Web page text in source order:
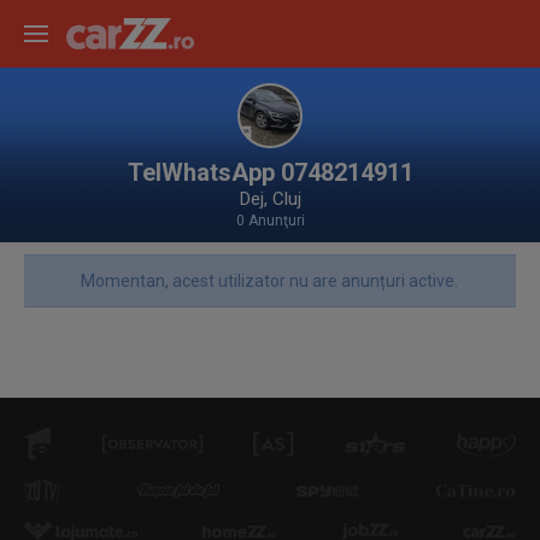
TelWhatsApp 0748214911
Dej, Cluj
0 Anunţuri
Momentan, acest utilizator nu are anunțuri active.